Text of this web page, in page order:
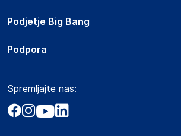
Podjetje Big Bang
O podjetju
Obvestila za javnost
Akt o digitalnih storitvah
Prodajna mesta
Storitve
Dostava, vnos in odvoz
Zavarovanje izdelkov
Podpora
Marketplace
Kako oddati naročilo?
Spremljajte nas: